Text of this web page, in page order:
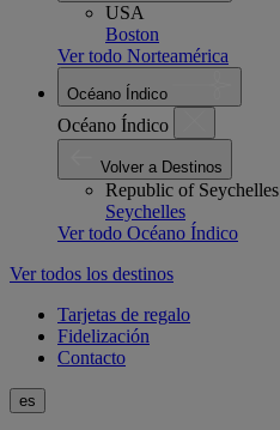
USA
Boston
Ver todo Norteamérica
Océano Índico
Océano Índico
Volver a Destinos
Republic of Seychelles
Seychelles
Ver todo Océano Índico
Ver todos los destinos
Tarjetas de regalo
Fidelización
Contacto
es